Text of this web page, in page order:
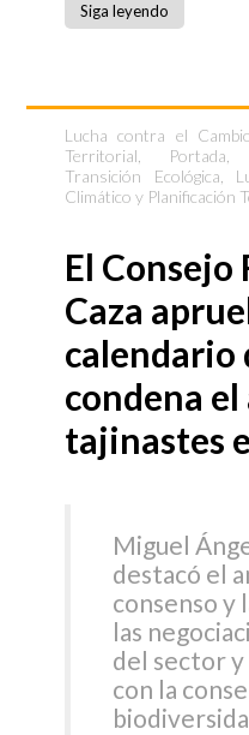
Siga leyendo
Lucha contra el
Territorial
Portada
Transición Ecológica,
Climático y Planificación
El Consejo
Caza
calendario
condena el
tajinastes
Miguel
destacó el
consenso y
las
del sector y
con la